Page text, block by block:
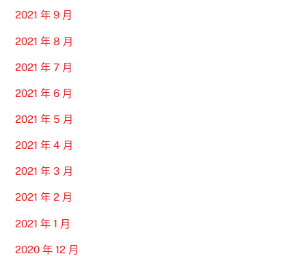
2021 年 9 月
2021 年 8 月
2021 年 7 月
2021 年 6 月
2021 年 5 月
2021 年 4 月
2021 年 3 月
2021 年 2 月
2021 年 1 月
2020 年 12 月